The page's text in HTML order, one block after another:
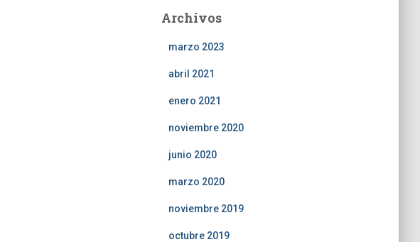
Archivos
marzo 2023
abril 2021
enero 2021
noviembre 2020
junio 2020
marzo 2020
noviembre 2019
octubre 2019